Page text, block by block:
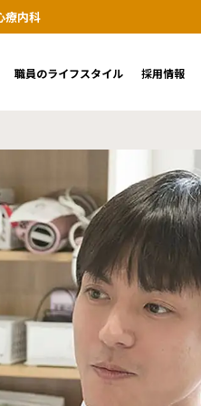
療内科
職員のライフスタイル 採用情報